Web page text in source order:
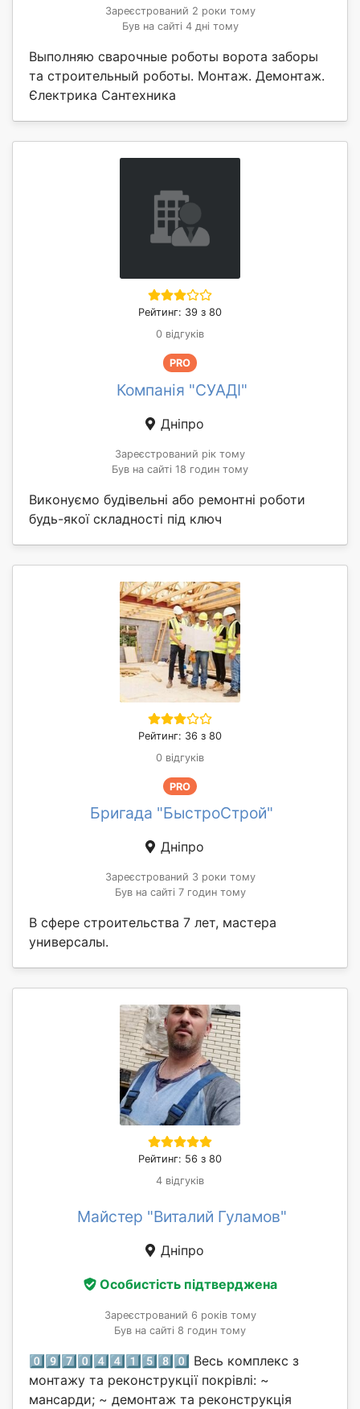
Зареєстрований 2 роки тому
Був на сайті 4 дні тому
Выполняю сварочные роботы ворота заборы
та строительный роботы. Монтаж. Демонтаж.
Єлектрика Сантехника
Рейтинг: 39 з 80
0 відгуків
PRO
Компанія "СУАДІ"
Дніпро
Зареєстрований рік тому
Був на сайті 18 годин тому
Виконуємо будівельні або ремонтні роботи
будь-якої складності під ключ
Рейтинг: 36 з 80
0 відгуків
PRO
Бригада "БыстроСтрой"
Дніпро
Зареєстрований 3 роки тому
Був на сайті 7 годин тому
В сфере строительства 7 лет, мастера
универсалы.
Рейтинг: 56 з 80
4 відгуків
Майстер "Виталий Гуламов"
Дніпро
Особистість підтверджена
Зареєстрований 6 років тому
Був на сайті 8 годин тому
0⃣9⃣7⃣0⃣4⃣4⃣1⃣5⃣8⃣0⃣ Весь комплекс з
монтажу та реконструкції покрівлі: ~
мансарди; ~ демонтаж та реконструкція